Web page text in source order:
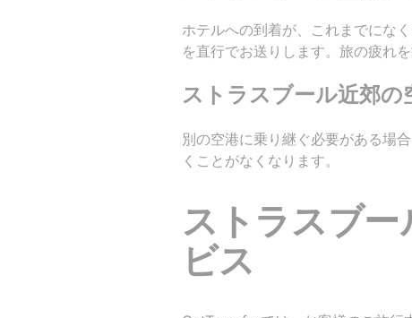
ホテルへの到着が、これまでにな
を直行でお送りします。旅の疲れ
ストラスブール近郊の
別の空港に乗り継ぐ必要がある場
くことがなくなります。
ストラスブ
ビス